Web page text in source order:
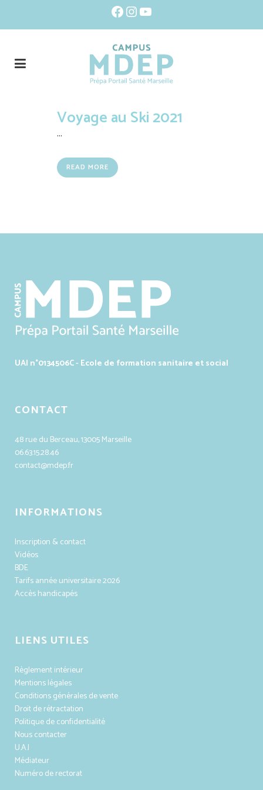
Facebook
Instagram
YouTube
Voyage au Ski 2021
...
READ MORE
UAI n°0134506C - Ecole de formation sanitaire et social
CONTACT
48 rue du Berceau, 13005 Marseille
06.63.15.28.46
contact@mdep.fr
INFORMATIONS
Inscription & contact
Vidéos
BDE
Tarifs année universitaire 2026
Accès handicapés
LIENS UTILES
Règlement intérieur
Mentions légales
Conditions générales de vente
Droit de rétractation
Politique de confidentialité
Nous contacter
U.A.I
Médiateur
Numéro de rectorat